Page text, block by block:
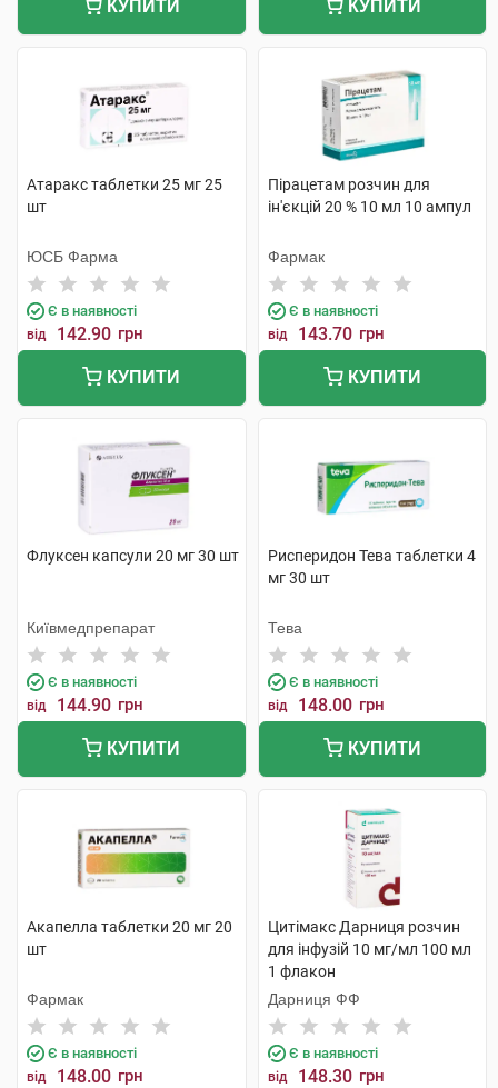
КУПИТИ КУПИТИ
Атаракс таблетки 25 мг 25
шт
ЮСБ Фарма
Є в наявності
від 142.90 грн
КУПИТИ
Пірацетам розчин для
ін'єкцій 20 % 10 мл 10 ампул
Фармак
Є в наявності
від 143.70 грн
КУПИТИ
Флуксен капсули 20 мг 30 шт
Київмедпрепарат
Є в наявності
від 144.90 грн
КУПИТИ
Рисперидон Тева таблетки 4
мг 30 шт
Тева
Є в наявності
від 148.00 грн
КУПИТИ
Акапелла таблетки 20 мг 20
шт
Фармак
Є в наявності
від 148.00 грн
Цитімакс Дарниця розчин
для інфузій 10 мг/мл 100 мл
1 флакон
Дарниця ФФ
Є в наявності
від 148.30 грн